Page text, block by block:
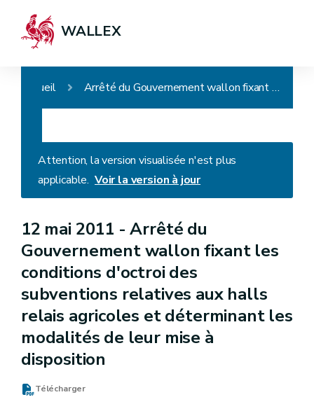
WALLEX
Accueil Arrêté du Gouvernement wallon fixant les conditions d'octroi des subventions relatives aux halls relais agricoles et déterminant les modalités de leur mise à disposition
Attention, la version visualisée n'est plus
applicable. Voir la version à jour
12 mai 2011 -Arrêté du
Gouvernement wallon fixant les
conditions d'octroi des
subventions relatives aux halls
relais agricoles et déterminant les
modalités de leur mise à
disposition
Télécharger